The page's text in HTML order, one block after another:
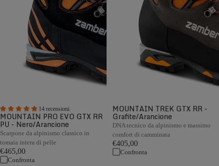
14 recensioni
MOUNTAIN PRO EVO GTX RR
PU - Nero/Arancione
Scarpone da alpinismo classico in
tomaia intera di pelle
€465,00
Confronta
MOUNTAIN TREK GTX RR -
Grafite/Arancione
DNA tecnico da alpinismo e massimo
comfort di camminata
€405,00
Confronta